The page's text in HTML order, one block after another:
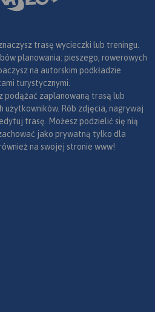
trasę wycieczki lub treningu.
planowania: pieszego, rowerowych
na autorskim podkładzie
turystycznymi.
podążać zaplanowaną trasą lub
użytkowników. Rób zdjęcia, nagrywaj
trasę. Możesz podzielić się nią
jako prywatną tylko dla
na swojej stronie www!